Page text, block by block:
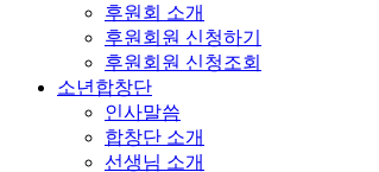
후원회 소개
후원회원 신청하기
후원회원 신청조회
소년합창단
인사말씀
합창단 소개
선생님 소개